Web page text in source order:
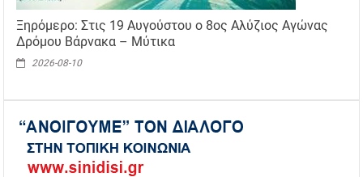
Ξηρόμερο: Στις 19 Αυγούστου ο 8ος Αλύζιος Αγώνας
Δρόμου Βάρνακα – Μύτικα
2026-08-10